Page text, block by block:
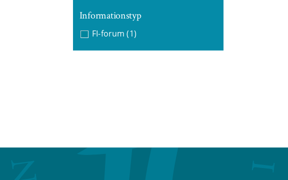
Informationstyp
FI-forum (1)